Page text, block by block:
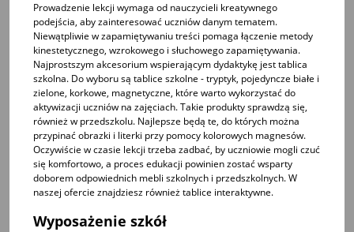
Prowadzenie lekcji wymaga od nauczycieli kreatywnego
podejścia, aby zainteresować uczniów danym tematem.
Niewątpliwie w zapamiętywaniu treści pomaga łączenie metody
kinestetycznego, wzrokowego i słuchowego zapamiętywania.
Najprostszym akcesorium wspierającym dydaktykę jest tablica
szkolna. Do wyboru są tablice szkolne - tryptyk, pojedyncze białe i
zielone, korkowe, magnetyczne, które warto wykorzystać do
aktywizacji uczniów na zajęciach. Takie produkty sprawdzą się,
również w przedszkolu. Najlepsze będą te, do których można
przypinać obrazki i literki przy pomocy kolorowych magnesów.
Oczywiście w czasie lekcji trzeba zadbać, by uczniowie mogli czuć
się komfortowo, a proces edukacji powinien zostać wsparty
doborem odpowiednich mebli szkolnych i przedszkolnych. W
naszej ofercie znajdziesz równieżtablice interaktywne.
Wyposażenie szkół